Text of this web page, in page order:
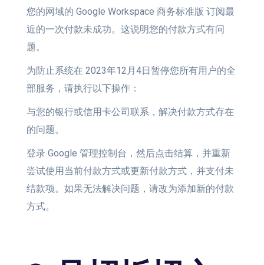
您的网域的 Google Workspace 商务标准版 订阅最
近的一次付款未成功。这说明您的付款方式有问
题。
为防止系统在 2023年12月4日暂停您所有用户的全
部服务，请执行以下操作：
与您的银行或信用卡公司联系，解决付款方式存在
的问题。
登录 Google 管理控制台，然后点击结算，并重新
尝试使用当前付款方式或更新付款方式，并支付未
结款项。如果无法解决问题，请改为添加新的付款
方式。